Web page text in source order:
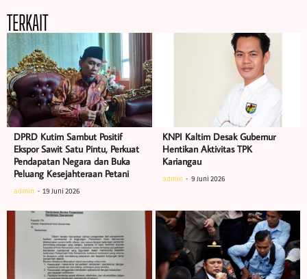
TERKAIT
DPRD Kutim Sambut Positif
Ekspor Sawit Satu Pintu, Perkuat
Pendapatan Negara dan Buka
Peluang Kesejahteraan Petani
admin 19 Juni 2026
KNPI Kaltim Desak Gubernur
Hentikan Aktivitas TPK
Kariangau
admin 9 Juni 2026